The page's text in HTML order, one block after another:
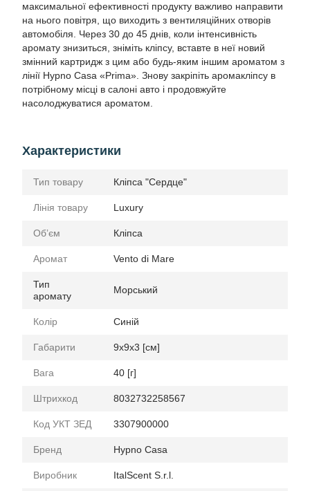
максимальної ефективності продукту важливо направити
на нього повітря, що виходить з вентиляційних отворів
автомобіля. Через 30 до 45 днів, коли інтенсивність
аромату знизиться, зніміть кліпсу, вставте в неї новий
змінний картридж з цим або будь-яким іншим ароматом з
лінії Hypno Casa «Prima». Знову закріпіть аромакліпсу в
потрібному місці в салоні авто і продовжуйте
насолоджуватися ароматом.
Характеристики
Тип товару Кліпса "Сердце"
Лінія товару Luxury
Обʼєм Кліпcа
Аромат Vento di Mare
Тип
аромату
Морський
Колір Синій
Габарити 9x9x3 [см]
Вага 40 [г]
Штрихкод 8032732258567
Код УКТ ЗЕД 3307900000
Бренд Hypno Casa
Виробник ItalScent S.r.l.